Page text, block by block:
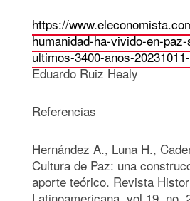
https://
humanidad-ha-vivido-en-
ultimos-3400-anos-
Eduardo Ruiz Healy
Referencias
Hernández A., Luna H.,
Cultura de Paz: una
aporte teórico. Revista